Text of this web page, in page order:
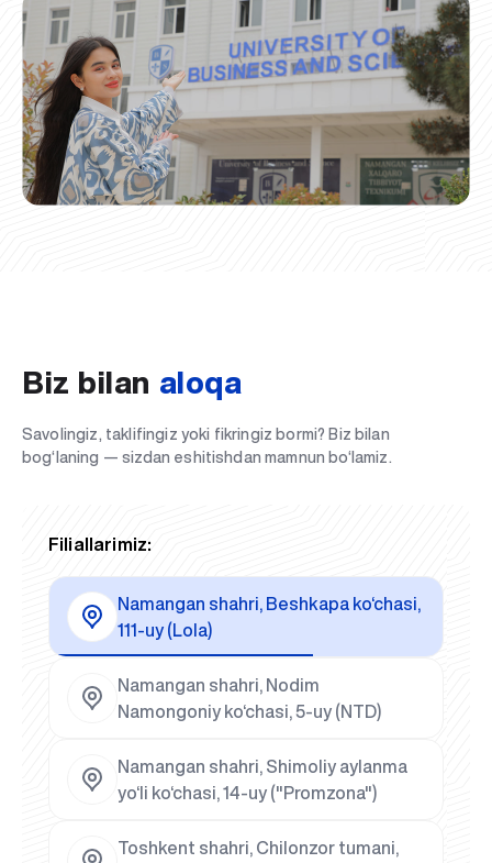
Biz bilan aloqa
Savolingiz, taklifingiz yoki fikringiz bormi? Biz bilan
bog‘laning — sizdan eshitishdan mamnun bo‘lamiz.
Filiallarimiz:
Namangan shahri, Beshkapa ko‘chasi,
111-uy (Lola)
Namangan shahri, Nodim
Namongoniy ko‘chasi, 5-uy (NTD)
Namangan shahri, Shimoliy aylanma
yo‘li ko‘chasi, 14-uy ("Promzona")
Toshkent shahri, Chilonzor tumani,